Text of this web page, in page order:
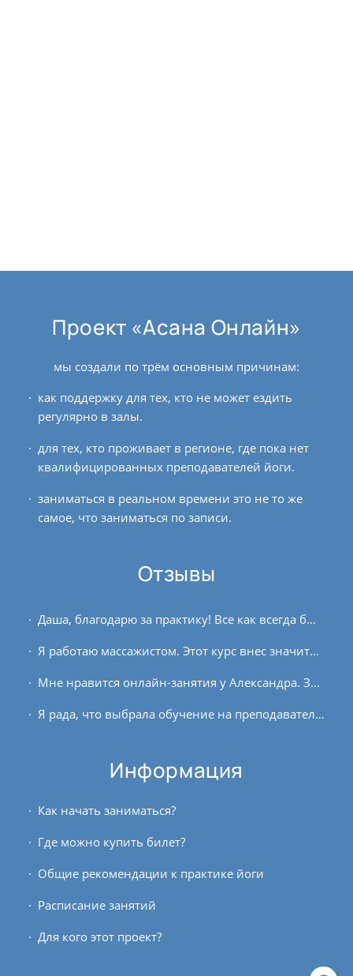
Проект «Асана Онлайн»
мы создали по трём основным причинам:
как поддержку для тех, кто не может ездить
регулярно в залы.
для тех, кто проживает в регионе, где пока нет
квалифицированных преподавателей йоги.
заниматься в реальном времени это не то же
самое, что заниматься по записи.
Отзывы
Даша, благодарю за практику! Все как всегда было очень эффективно! Шпагаты пока трудно даются, самаконасана особенно. Но я рада, что мы их делаем каждую практику. На счет проекта...
Я работаю массажистом. Этот курс внес значительные коррективы в мою работу. Я стала по-другому смотреть на клиентов. Теперь я понимаю, что кому-то нужно кабинет нагреть и нужны...
Мне нравится онлайн-занятия у Александра. Занимаюсь в записи, так как нахожусь в другом часовом поясе. Раньше (наверное, как и многим) приходилась заниматься по роликам в...
Я рада, что выбрала обучение на преподавателя йоги в клубе Oum.ru. Курс наполнен необходимыми базовыми знаниями для успешной практики, расширил и углубил мои познания о...
Информация
Как начать заниматься?
Где можно купить билет?
Общие рекомендации к практике йоги
Расписание занятий
Для кого этот проект?